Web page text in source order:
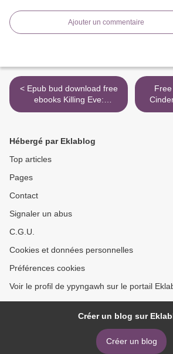
Ajouter un commentaire
< Epub bud download free
ebooks Killing Eve:
Codename Villanelle
Hébergé par Eklablog
Top articles
Pages
Contact
Signaler un abus
C.G.U.
Cookies et données personnelles
Préférences cookies
Voir le profil de ypyngawh sur le portail
Créer un blog sur
Créer un blog